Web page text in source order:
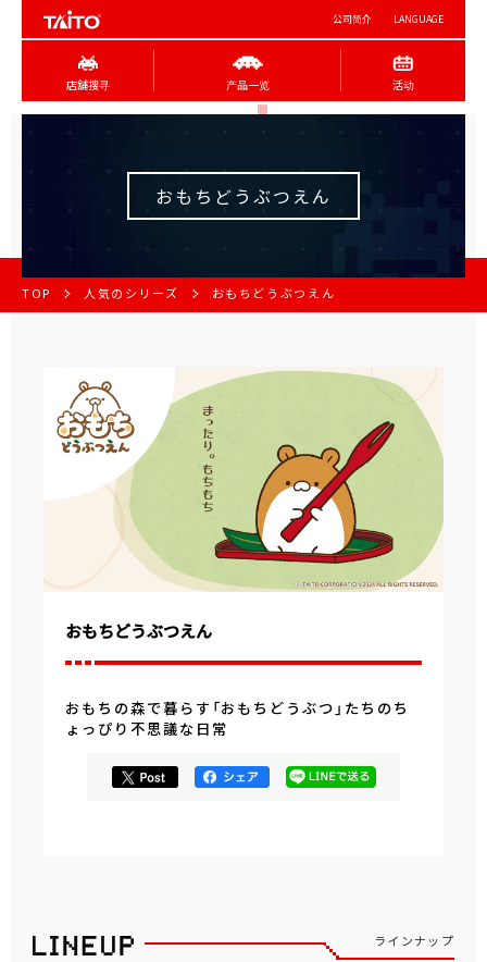
公司简介 LANGUAGE
店舖搜寻 产品一览 活动
おもちどうぶつえん
TOP 人気のシリーズ おもちどうぶつえん
おもちどうぶつえん
おもちの森で暮らす「おもちどうぶつ」たちのち
ょっぴり不思議な日常
ラインナップ